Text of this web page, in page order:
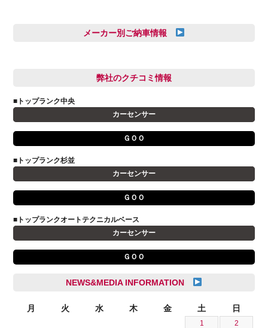
多田 健人
小澤 孝久
小野 利公
山本 大輔
岩井 裕一
石川 成一郎
メーカー別ご納車情報
FIAT
JAGUAR
アストンマーティン
アルファロメオ
キャデラック
クライスラー
クライスラージープ
スズキ
弊社のクチコミ情報
■トップランク中央
カーセンサー
ＧＯＯ
■トップランク杉並
カーセンサー
ＧＯＯ
■トップランクオートテクニカルベース
カーセンサー
ＧＯＯ
NEWS&MEDIA INFORMATION
月 火 水 木 金 土 日
1
2